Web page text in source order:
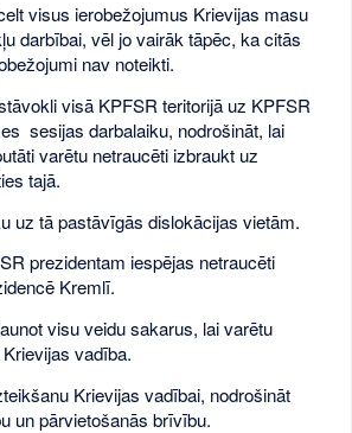
visus ierobežojumus Krievijas masu
darbībai, vēl jo vairāk tāpēc, ka citās
nav noteikti.
visā KPFSR teritorijā uz KPFSR
sesijas darbalaiku, nodrošināt, lai
varētu netraucēti izbraukt uz
tajā.
uz tā pastāvīgās dislokācijas vietām.
prezidentam iespējas netraucēti
Kremlī.
visu veidu sakarus, lai varētu
vadība.
Krievijas vadībai, nodrošināt
un pārvietošanās brīvību.